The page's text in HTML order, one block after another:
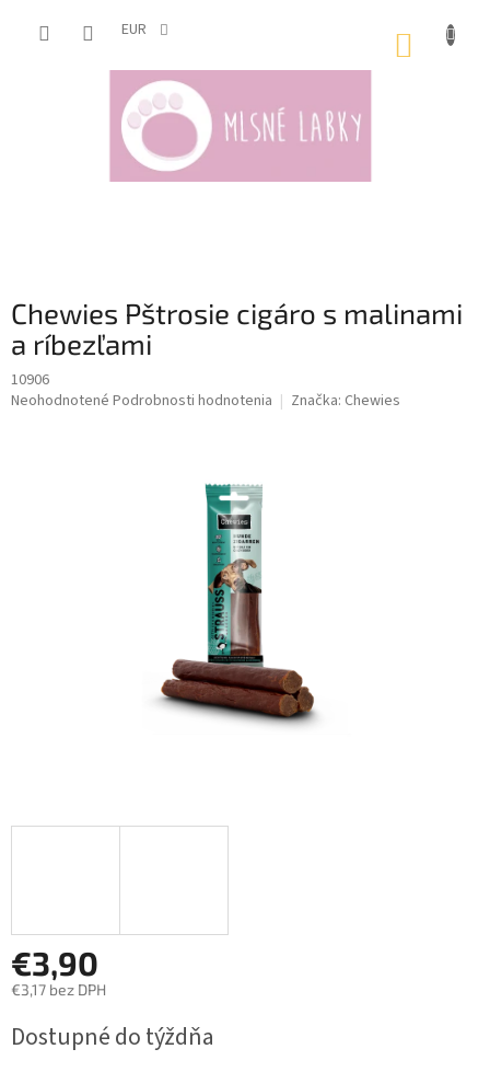
EUR
Chewies Pštrosie cigáro s malinami
a ríbezľami
10906
Priemerné
Neohodnotené Podrobnosti hodnotenia Značka: Chewies
€3,90
€3,17 bez DPH
cena:
Dostupné do týždňa